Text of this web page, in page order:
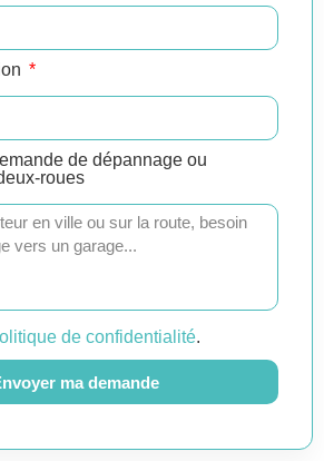
de dépannage ou
roues
de confidentialité.
ma demande